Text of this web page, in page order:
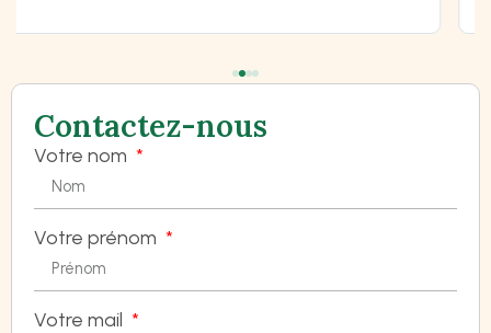
Contactez-nous
Votre nom
Votre prénom
Votre mail